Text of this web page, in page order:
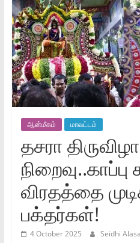
ஆன்மீகம் மாவட்டம்
தசரா
விரதத்தை
பக்தர்கள்!
4 October 2025 Seidhi